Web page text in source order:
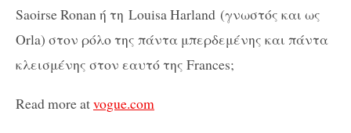
Saoirse Ronan ή τη Louisa Harland (γνωστός και ως
Orla) στον ρόλο της πάντα μπερδεμένης και πάντα
κλεισμένης στον εαυτό της Frances;
Read more atvogue.com